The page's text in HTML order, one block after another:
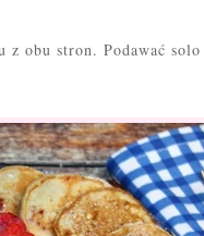
z obu stron. Podawać